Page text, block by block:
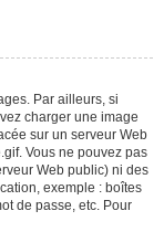
Par ailleurs, si
charger une image
sur un serveur Web
Vous ne pouvez pas
Web public) ni des
exemple : boîtes
de passe, etc. Pour